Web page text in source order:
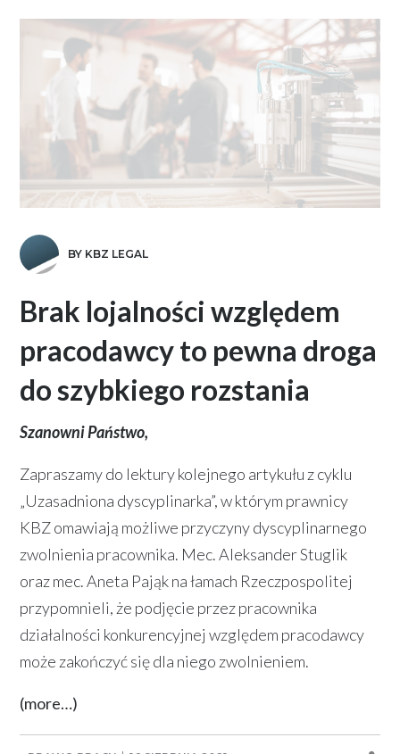
BY KBZ LEGAL
Brak lojalności względem
pracodawcy to pewna droga
do szybkiego rozstania
Szanowni Państwo,
Zapraszamy do lektury kolejnego artykułu z cyklu
„Uzasadniona dyscyplinarka”, w którym prawnicy
KBZ omawiają możliwe przyczyny dyscyplinarnego
zwolnienia pracownika. Mec. Aleksander Stuglik
oraz mec. Aneta Pająk na łamach Rzeczpospolitej
przypomnieli, że podjęcie przez pracownika
działalności konkurencyjnej względem pracodawcy
może zakończyć się dla niego zwolnieniem.
(more…)